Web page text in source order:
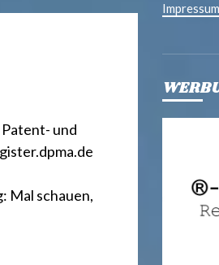
und
Mal schauen,
Impressum